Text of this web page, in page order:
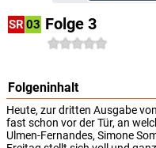
SR 03 Folge 3
Folgeninhalt
Heute, zur dritten Ausgabe
fast schon vor der Tür, an
Ulmen-Fernandes, Simone